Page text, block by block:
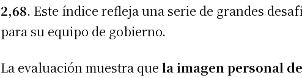
2,68. Este índice refleja una serie de grandes
para su equipo de gobierno.
La evaluación muestra que la imagen personal